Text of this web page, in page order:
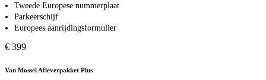
Tweede Europese nummerplaat
Parkeerschijf
Europees aanrijdingsformulier
€ 399
Van Mossel Afleverpakket Plus